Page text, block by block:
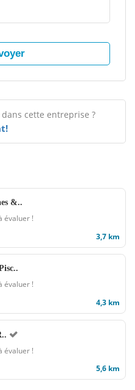
cette entreprise ?
&..
évaluer !
3,7 km
évaluer !
4,3 km
évaluer !
5,6 km